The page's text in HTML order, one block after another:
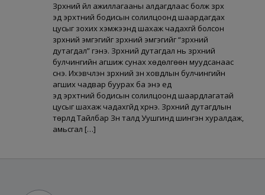
Зүрхний үйл ажиллагааны алдагдлаас болж зүрх
эд эрхтний бодисын солилцоонд шаардагдах
цусыг зохих хэмжээнд шахаж чадахгүй болсон
зүрхний эмгэгийг зүрхний эмгэгийг “зүрхний
дутагдал” гэнэ. Зүрхний дутагдал нь зүрхний
булчингийн агшиж сунах хөдөлгөөн муудсанаас
үүснэ. Ихэвчлэн зүрхний зүүн ховдлын булчингийн
агших чадвар буурах ба энэ үед
эд эрхтний бодисын солилцоонд шаардлагатай
цусыг шахаж чадахгүйд хүрнэ. Зүрхний дутагдлын
төрлүүд Тайлбар Зүүн талд Уушгинд шингэн хуралдаж,
амьсгал […]